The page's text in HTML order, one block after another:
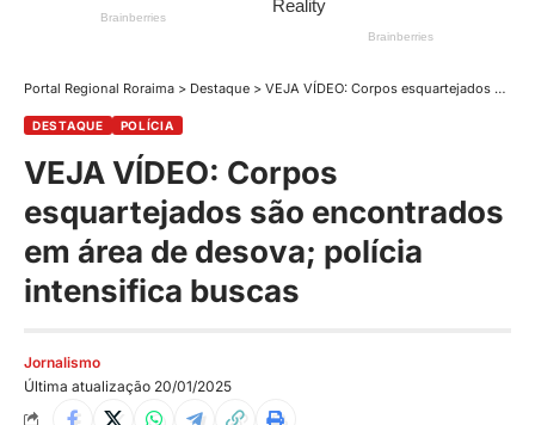
Portal Regional Roraima > Destaque > VEJA VÍDEO: Corpos esquartejados são encontrados em área de desova; polícia intensifica buscas
DESTAQUE POLÍCIA
VEJA VÍDEO: Corpos
esquartejados são encontrados
em área de desova; polícia
intensifica buscas
Última atualização 20/01/2025
Jornalismo